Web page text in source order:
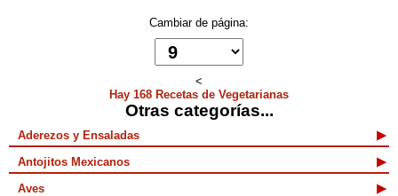
Cambiar de página:
<
Hay 168 Recetas de Vegetarianas
Otras categorías...
Aderezos y Ensaladas
Antojitos Mexicanos
Aves